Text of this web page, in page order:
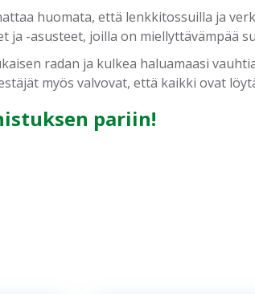
huomata, että lenkkitossuilla ja
ja -asusteet, joilla on miellyttävämpää
radan ja kulkea haluamaasi
myös valvovat, että kaikki ovat
pariin!